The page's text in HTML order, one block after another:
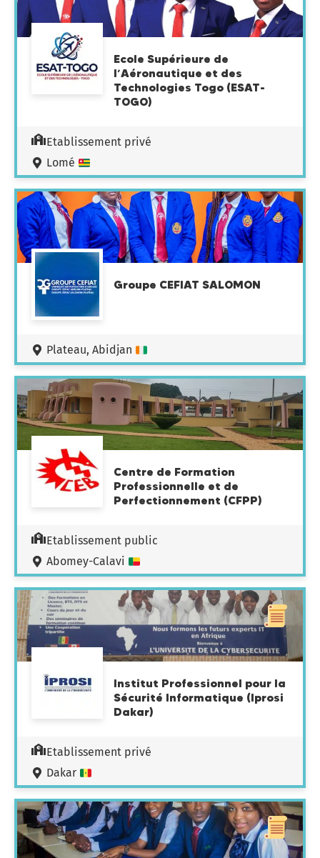
Ecole Supérieure de
l’Aéronautique et des
Technologies Togo (ESAT-
TOGO)
Etablissement privé
Lomé
Groupe CEFIAT SALOMON
Plateau, Abidjan
Centre de Formation
Professionnelle et de
Perfectionnement (CFPP)
Etablissement public
Abomey-Calavi
Institut Professionnel pour la
Sécurité Informatique (Iprosi
Dakar)
Etablissement privé
Dakar